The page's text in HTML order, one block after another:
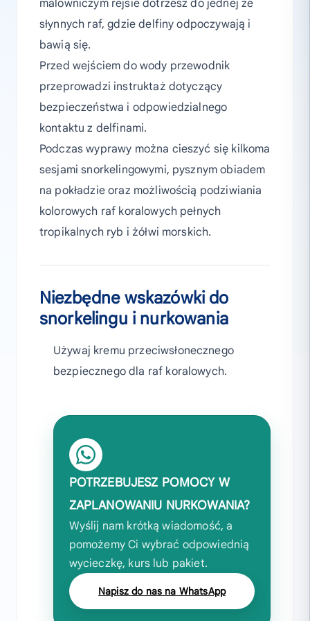
malowniczym rejsie dotrzesz do jednej ze
słynnych raf, gdzie delfiny odpoczywają i
bawią się.
Przed wejściem do wody przewodnik
przeprowadzi instruktaż dotyczący
bezpieczeństwa i odpowiedzialnego
kontaktu z delfinami.
Podczas wyprawy można cieszyć się kilkoma
sesjami snorkelingowymi, pysznym obiadem
na pokładzie oraz możliwością podziwiania
kolorowych raf koralowych pełnych
tropikalnych ryb i żółwi morskich.
Niezbędne wskazówki do
snorkelingu i nurkowania
Używaj kremu przeciwsłonecznego
bezpiecznego dla raf koralowych.
POTRZEBUJESZ POMOCY W
ZAPLANOWANIU NURKOWANIA?
Wyślij nam krótką wiadomość, a
pomożemy Ci wybrać odpowiednią
wycieczkę, kurs lub pakiet.
Napisz do nas na WhatsApp